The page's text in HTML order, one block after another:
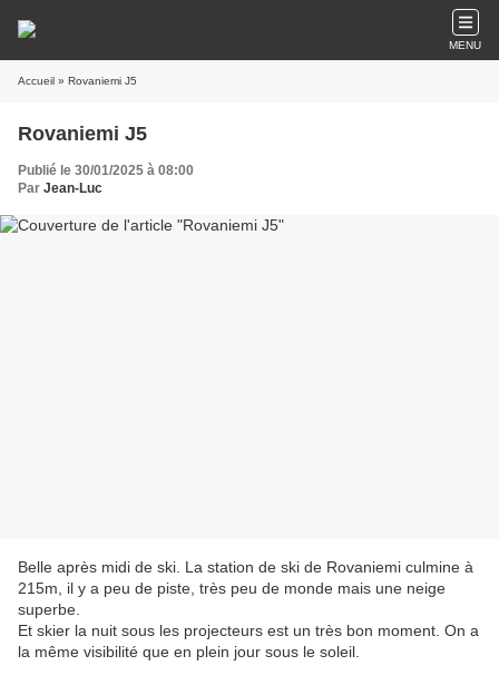
MENU
Accueil » Rovaniemi J5
Rovaniemi J5
Publié le 30/01/2025 à 08:00
Par Jean-Luc
Belle après midi de ski. La station de ski de Rovaniemi culmine à
215m, il y a peu de piste, très peu de monde mais une neige
superbe.
Et skier la nuit sous les projecteurs est un très bon moment. On a
la même visibilité que en plein jour sous le soleil.